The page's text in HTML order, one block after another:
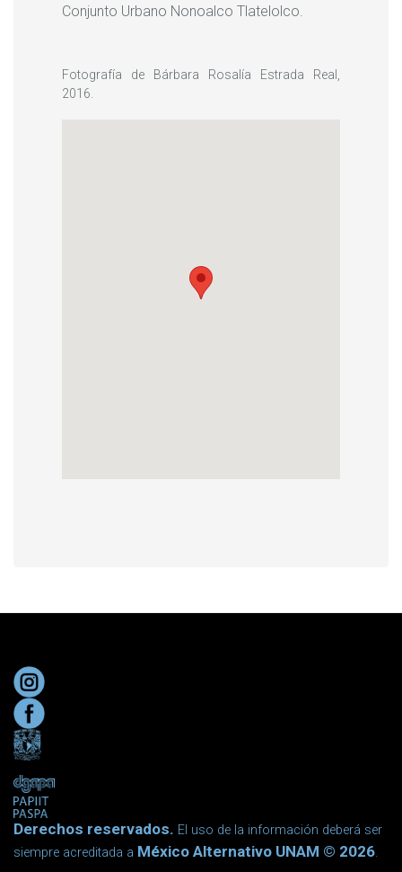
Conjunto Urbano Nonoalco Tlatelolco.
Fotografía de Bárbara Rosalía Estrada Real,
2016.
Derechos reservados. El uso de la información deberá ser
siempre acreditada a México Alternativo UNAM © 2026.